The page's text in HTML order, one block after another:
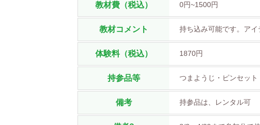
教材費（税込） 0円~1500円
教材コメント 持ち込み可能です。ア
体験料（税込） 1870円
持参品等 つまようじ・ピンセット
備考 持参品は、レンタル可